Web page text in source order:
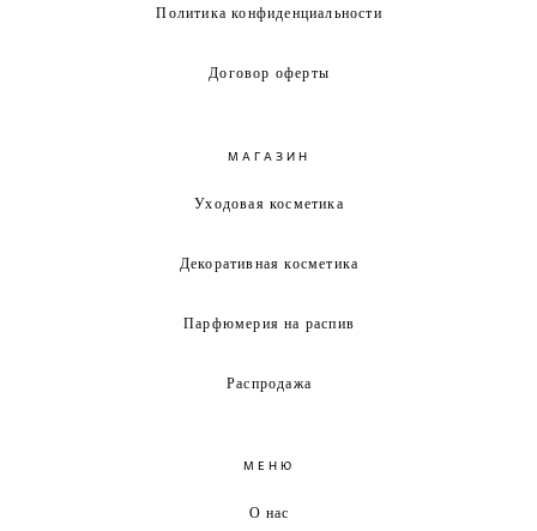
Политика конфиденциальности
Договор оферты
МАГАЗИН
Уходовая косметика
Декоративная косметика
Парфюмерия на распив
Распродажа
МЕНЮ
О нас